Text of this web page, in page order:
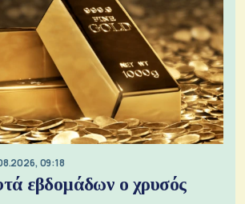
09:18
εβδομάδων ο χρυσός